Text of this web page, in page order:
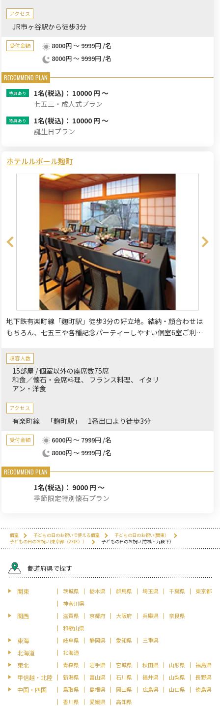
アクセス
JR市ヶ谷駅から徒歩3分
受付金額
8000円 ～ 9999円 /名
8000円 ～ 9999円 /名
1名(税込)： 10000 円 ～
七五三・成人式プラン
1名(税込)： 10000 円 ～
誕生日プラン
ホテルルポール麹町
地下鉄有楽町線「麴町駅」徒歩3分の好立地。結納・顔合わせは
もちろん、七五三や各種記念パーティーしやすい個室6室ご利用
などもご用意しています。
収容人数
15部屋 / 個室以外の座席数75席
和食／懐石・会席料理
フランス料理
イタリ
アン・洋食
アクセス
有楽町線 「麹町駅」 1番出口より徒歩3分
受付金額
6000円 ～ 7999円 /名
8000円 ～ 9999円 /名
1名(税込)： 9000 円 ～
季節限定特別懐石プラン
個室 子どもの日のお祝いで使える個室
子どもの日のお祝い(関東）
子どもの日のお祝い(東京都（23区））
子どもの日のお祝い(竹橋・九段下）
都道府県で探す
関東 茨城県 栃木県 群馬県 埼玉県 千葉県
東京都
神奈川県
関西 滋賀県 京都府 大阪府 兵庫県
奈良県
和歌山県
東海 岐阜県 静岡県 愛知県 三重県
北海道 北海道
東北 青森県 岩手県 宮城県 秋田県 山形県 福島県
甲信越・北陸 新潟県 富山県 石川県 福井県 山梨県 長野県
中国・四国 鳥取県 島根県 岡山県 広島県 山口県
徳島県
香川県
愛媛県 高知県